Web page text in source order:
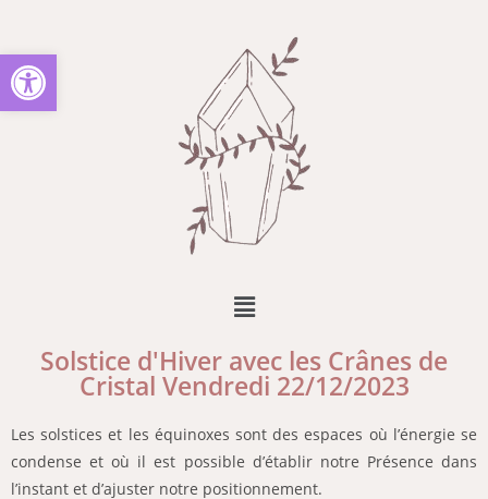
Ouvrir la barre d’outils
Solstice d'Hiver avec les Crânes de
Cristal Vendredi 22/12/2023
Les solstices et les équinoxes sont des espaces où l’énergie se
condense et où il est possible d’établir notre Présence dans
l’instant et d’ajuster notre positionnement.